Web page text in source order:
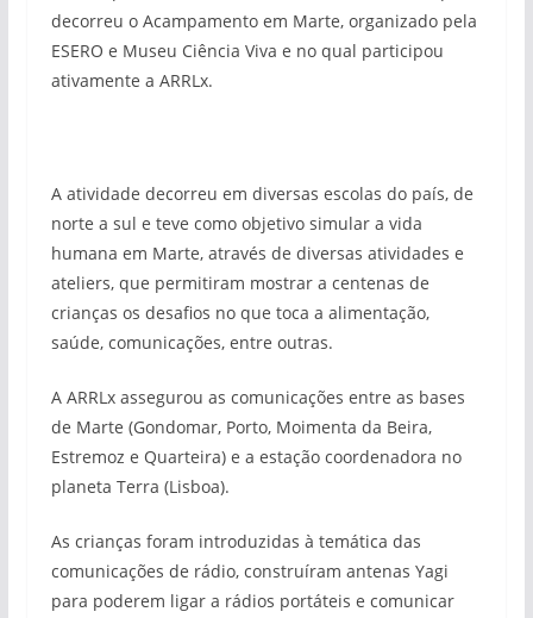
decorreu o Acampamento em Marte, organizado pela
ESERO e Museu Ciência Viva e no qual participou
ativamente a ARRLx.
A atividade decorreu em diversas escolas do país, de
norte a sul e teve como objetivo simular a vida
humana em Marte, através de diversas atividades e
ateliers, que permitiram mostrar a centenas de
crianças os desafios no que toca a alimentação,
saúde, comunicações, entre outras.
A ARRLx assegurou as comunicações entre as bases
de Marte (Gondomar, Porto, Moimenta da Beira,
Estremoz e Quarteira) e a estação coordenadora no
planeta Terra (Lisboa).
As crianças foram introduzidas à temática das
comunicações de rádio, construíram antenas Yagi
para poderem ligar a rádios portáteis e comunicar